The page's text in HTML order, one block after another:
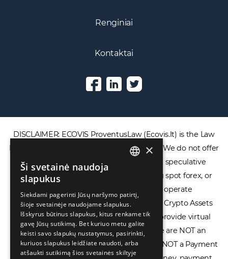
Renginiai
Kontaktai
DISCLAIMER: ECOVIS ProventusLaw (Ecovis.lt) is the Law
Firm and NOT a financial services provider. We do not offer
or provide access to securities, complex speculative
financial products including CFDs, rolling spot forex, or
financial spread betting. We do not operate
cryptocurrency exchanges, we are NOT a Crypto Assets
Service Provider (CASP), and we do not provide virtual
assets software or hardware wallets. We are NOT an
Electronic Money Institution (EMI), we are NOT a Payment
РУССКИЙ
中文（简体
×
Ši svetainė naudoja
slapukus
Siekdami pagerinti Jūsų naršymo patirtį,
šioje svetainėje naudojame slapukus.
Išskyrus būtinus slapukus, kitus renkame tik
gavę Jūsų sutikimą. Bet kuriuo metu galite
keisti savo slapukų nustatymus, pasirinkti,
kuriuos slapukus leidžiate naudoti, arba
atšaukti sutikimą šios svetainės skiltyje